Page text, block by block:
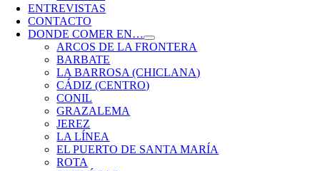
ENTREVISTAS
CONTACTO
DONDE COMER EN…
ARCOS DE LA FRONTERA
BARBATE
LA BARROSA (CHICLANA)
CÁDIZ (CENTRO)
CONIL
GRAZALEMA
JEREZ
LA LÍNEA
EL PUERTO DE SANTA MARÍA
ROTA